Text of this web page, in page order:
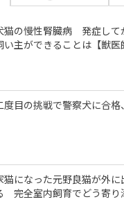
猫の慢性腎臓病 発症して
い主ができることは【獣医
度目の挑戦で警察犬に合格
猫になった元野良猫が外
完全室内飼育でどう寄り